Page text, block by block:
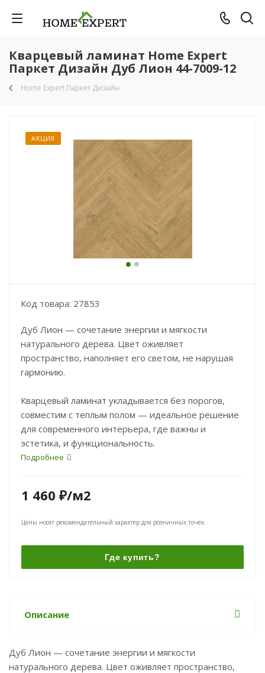
Кварцевый ламинат Home Expert
Паркет Дизайн Дуб Лион 44-7009-12
Home Expert Паркет Дизайн
АКЦИЯ
Код товара: 27853
Дуб Лион — сочетание энергии и мягкости
натурального дерева. Цвет оживляет
пространство, наполняет его светом, не нарушая
гармонию.
Кварцевый ламинат укладывается без порогов,
совместим с теплым полом — идеальное решение
для современного интерьера, где важны и
эстетика, и функциональность.
Подробнее
1 460 ₽/м2
Цены носят рекомендательный характер для розничных точек.
Где купить?
Описание
Дуб Лион — сочетание энергии и мягкости
натурального дерева. Цвет оживляет пространство,